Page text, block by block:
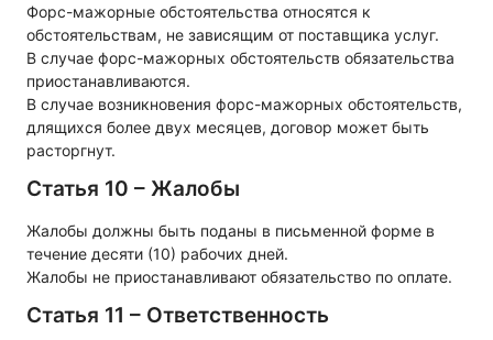
Форс-мажорные обстоятельства относятся к
обстоятельствам, не зависящим от поставщика услуг.
В случае форс-мажорных обстоятельств обязательства
приостанавливаются.
В случае возникновения форс-мажорных обстоятельств,
длящихся более двух месяцев, договор может быть
расторгнут.
Статья 10 – Жалобы
Жалобы должны быть поданы в письменной форме в
течение десяти (10) рабочих дней.
Жалобы не приостанавливают обязательство по оплате.
Статья 11 – Ответственность